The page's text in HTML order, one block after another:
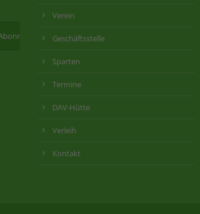
Verein
Geschäftsstelle
Sparten
Termine
DAV-Hütte
Verleih
Kontakt